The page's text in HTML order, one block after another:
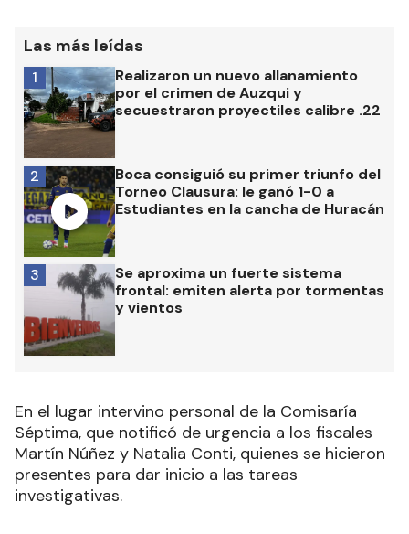
Las más leídas
Realizaron un nuevo allanamiento
por el crimen de Auzqui y
secuestraron proyectiles calibre .22
1
Boca consiguió su primer triunfo del
Torneo Clausura: le ganó 1-0 a
Estudiantes en la cancha de Huracán
2
Se aproxima un fuerte sistema
frontal: emiten alerta por tormentas
y vientos
3
En el lugar intervino personal de la Comisaría
Séptima, que notificó de urgencia a los fiscales
Martín Núñez y Natalia Conti, quienes se hicieron
presentes para dar inicio a las tareas
investigativas.